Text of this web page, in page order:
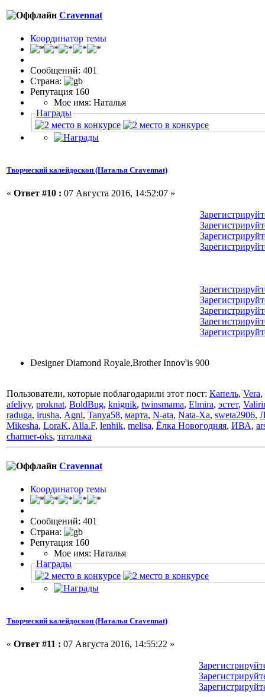
Cravennat
Координатор темы
Сообщений: 401
Страна:
Репутация 160
Мое имя: Наталья
Награды
Творческий калейдоскоп (Наталья Cravennat)
« Ответ #10 : 07 Августа 2016, 14:52:07 »
Designer Diamond Royale,Brother Innov'is 900
Пользователи, которые поблагодарили этот пост: Капель, Vera,
afeliyy, proknat, BoldBug, knignik, twinsmama, Elmira, эстет,
raduga, irusha, Аgni, Tanya58, марта, N-ata, Nata-Xa, sweta2906,
Mikesha, LoraK, Alla.F, lenhik, melisa, Ёлка Новогодняя, ИВА,
charmer-oks, таталька
Cravennat
Координатор темы
Сообщений: 401
Страна:
Репутация 160
Мое имя: Наталья
Награды
Творческий калейдоскоп (Наталья Cravennat)
« Ответ #11 : 07 Августа 2016, 14:55:22 »